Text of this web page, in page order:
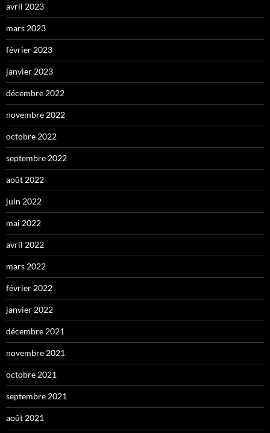
avril 2023
mars 2023
février 2023
janvier 2023
décembre 2022
novembre 2022
octobre 2022
septembre 2022
août 2022
juin 2022
mai 2022
avril 2022
mars 2022
février 2022
janvier 2022
décembre 2021
novembre 2021
octobre 2021
septembre 2021
août 2021